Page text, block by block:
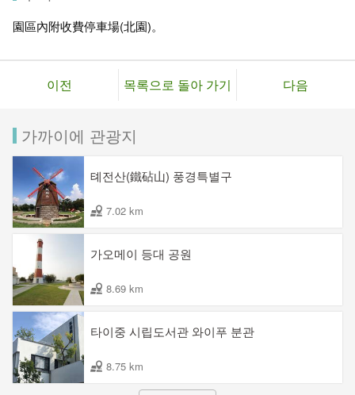
園區內附收費停車場(北園)。
이전 목록으로 돌아 가기 다음
가까이에 관광지
톄전산(鐵砧山) 풍경특별구
7.02 km
가오메이 등대 공원
8.69 km
타이중 시립도서관 와이푸 분관
8.75 km